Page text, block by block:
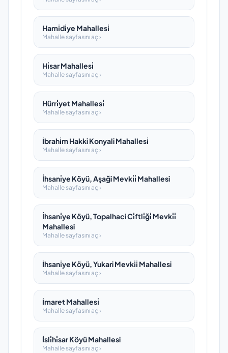
Hami̇di̇ye Mahallesi̇
Mahalle sayfasını aç ›
Hi̇sar Mahallesi̇
Mahalle sayfasını aç ›
Hürri̇yet Mahallesi̇
Mahalle sayfasını aç ›
İbrahi̇m Hakki Konyali Mahallesi̇
Mahalle sayfasını aç ›
İhsani̇ye Köyü, Aşaği Mevki̇i̇ Mahallesi
Mahalle sayfasını aç ›
İhsani̇ye Köyü, Topalhaci Ci̇ftli̇ği̇ Mevki̇i̇
Mahallesi
Mahalle sayfasını aç ›
İhsani̇ye Köyü, Yukari Mevki̇i̇ Mahallesi
Mahalle sayfasını aç ›
İmaret Mahallesi̇
Mahalle sayfasını aç ›
İsli̇hi̇sar Köyü Mahallesi
Mahalle sayfasını aç ›